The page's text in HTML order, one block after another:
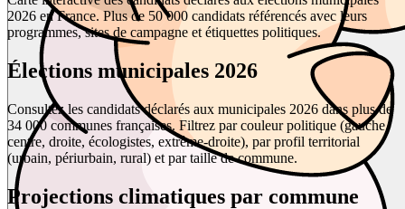
2026 en France. Plus de 50 000 candidats référencés avec leurs
programmes, sites de campagne et étiquettes politiques.
Élections municipales 2026
Consultez les candidats déclarés aux municipales 2026 dans plus de
34 000 communes françaises. Filtrez par couleur politique (gauche,
centre, droite, écologistes, extrême-droite), par profil territorial
(urbain, périurbain, rural) et par taille de commune.
Projections climatiques par commune